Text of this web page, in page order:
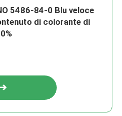
5486-84-0 Blu veloce
di colorante di